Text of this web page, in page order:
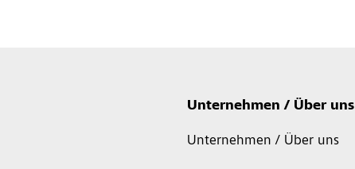
Unternehmen / Über uns
Unternehmen / Über uns